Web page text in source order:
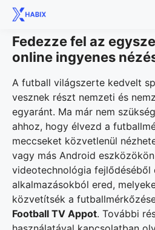
Skip
content
Fedezze fel az
online ingyenes
A futball világszerte kedvelt
vesznek részt nemzeti és
egyaránt. Ma már nem
ahhoz, hogy élvezd a
meccseket közvetlenül
vagy más Android
videotechnológia fejlődéséből
alkalmazásokból ered,
közvetítsék a
Football TV Appot. További